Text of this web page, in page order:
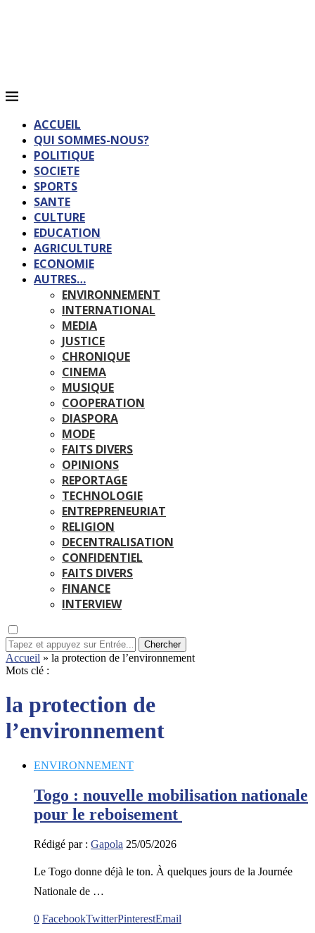
ACCUEIL
QUI SOMMES-NOUS?
POLITIQUE
SOCIETE
SPORTS
SANTE
CULTURE
EDUCATION
AGRICULTURE
ECONOMIE
AUTRES…
ENVIRONNEMENT
INTERNATIONAL
MEDIA
JUSTICE
CHRONIQUE
CINEMA
MUSIQUE
COOPERATION
DIASPORA
MODE
FAITS DIVERS
OPINIONS
REPORTAGE
TECHNOLOGIE
ENTREPRENEURIAT
RELIGION
DECENTRALISATION
CONFIDENTIEL
FAITS DIVERS
FINANCE
INTERVIEW
Chercher
Accueil » la protection de l’environnement
Mots clé :
la protection de
l’environnement
ENVIRONNEMENT
Togo : nouvelle mobilisation nationale
pour le reboisement
Rédigé par : Gapola 25/05/2026
Le Togo donne déjà le ton. À quelques jours de la Journée
Nationale de …
0 FacebookTwitterPinterestEmail